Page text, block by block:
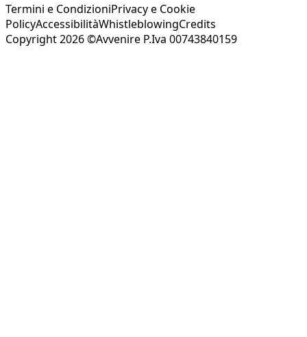
Termini e CondizioniPrivacy e Cookie
PolicyAccessibilitàWhistleblowingCredits
Copyright 2026 ©Avvenire P.Iva 00743840159